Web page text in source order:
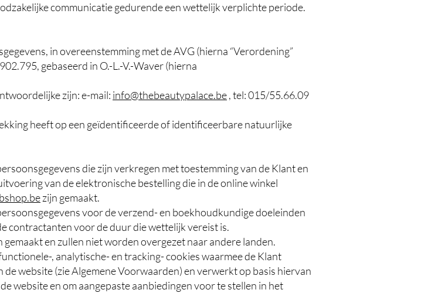
communicatie gedurende een wettelijk verplichte periode.
in overeenstemming met de AVG (hierna “Verordening”
gebaseerd in O.-L.-V.-Waver (hierna
zijn: e-mail: info@thebeautypalace.be, tel: 015/55.66.09
heeft op een geïdentificeerde of identificeerbare natuurlijke
die zijn verkregen met toestemming van de Klant en
van de elektronische bestelling die in de online winkel
zijn gemaakt.
voor de verzend- en boekhoudkundige doeleinden
contractanten voor de duur die wettelijk vereist is.
en zullen niet worden overgezet naar andere landen.
, analytische- en tracking- cookies waarmee de Klant
website (zie Algemene Voorwaarden) en verwerkt op basis hiervan
website en om aangepaste aanbiedingen voor te stellen in het